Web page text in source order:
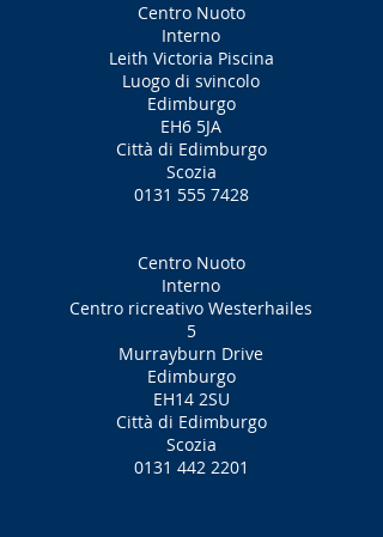
Centro Nuoto
Interno
Leith Victoria Piscina
Luogo di svincolo
Edimburgo
EH6 5JA
Città di Edimburgo
Scozia
0131 555 7428
Centro Nuoto
Interno
Centro ricreativo Westerhailes
5
Murrayburn Drive
Edimburgo
EH14 2SU
Città di Edimburgo
Scozia
0131 442 2201